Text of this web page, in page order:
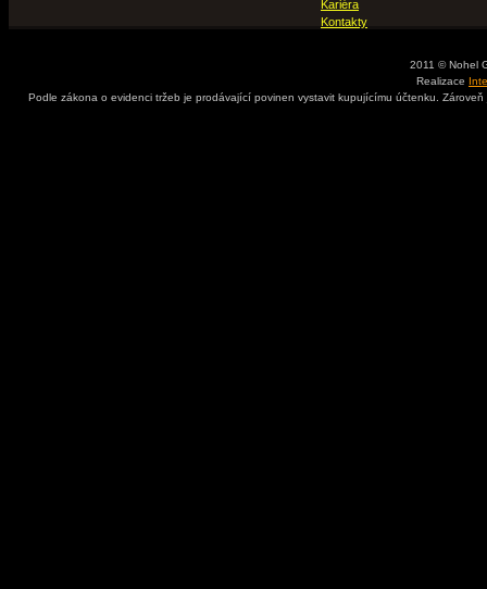
Kariéra
Kontakty
2011 © Nohel
Realizace
Podle zákona o evidenci tržeb je prodávající povinen vystavit kupujícímu účtenku.